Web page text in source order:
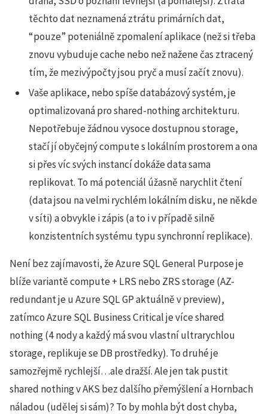
těchto dat neznamená ztrátu primárních dat,
“pouze” poteniálně zpomalení aplikace (než si třeba
znovu vybuduje cache nebo než nažene čas ztracený
tím, že mezivýpočty jsou pryč a musí začít znovu).
Vaše aplikace, nebo spíše databázový systém, je
optimalizovaná pro shared-nothing architekturu.
Nepotřebuje žádnou vysoce dostupnou storage,
stačí jí obyčejný compute s lokálním prostorem a ona
si přes víc svých instancí dokáže data sama
replikovat. To má potenciál úžasně narychlit čtení
(data jsou na velmi rychlém lokálním disku, ne někde
v síti) a obvykle i zápis (a to i v případě silně
konzistentních systému typu synchronní replikace).
Není bez zajímavosti, že Azure SQL General Purpose je
blíže variantě compute + LRS nebo ZRS storage (AZ-
redundant je u Azure SQL GP aktuálně v preview),
zatímco Azure SQL Business Critical je více shared
nothing (4 nody a každý má svou vlastní ultrarychlou
storage, replikuje se DB prostředky). To druhé je
samozřejmě rychlejší…ale dražší. Ale jen tak pustit
shared nothing v AKS bez dalšího přemýšlení a Hornbach
náladou (udělej si sám)? To by mohla být dost chyba,